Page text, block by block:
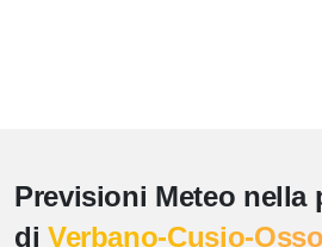
Previsioni Meteo nella
di Verbano-Cusio-